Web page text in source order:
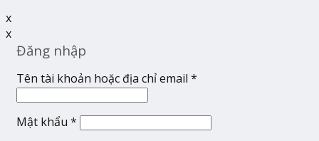
x
x
Đăng nhập
Tên tài khoản hoặc địa chỉ email *
Mật khẩu *